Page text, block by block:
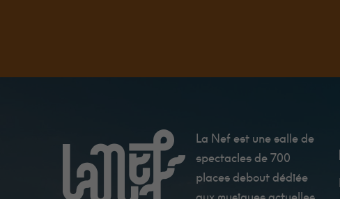
La Nef est une salle de
spectacles de 700
places debout dédiée